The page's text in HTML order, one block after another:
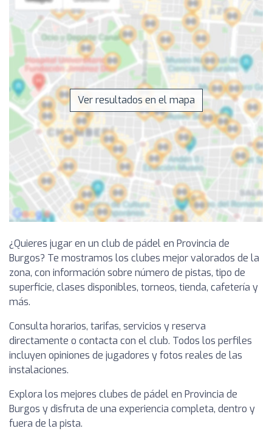
Ver resultados en el mapa
¿Quieres jugar en un club de pádel en Provincia de
Burgos? Te mostramos los clubes mejor valorados de la
zona, con información sobre número de pistas, tipo de
superficie, clases disponibles, torneos, tienda, cafetería y
más.
Consulta horarios, tarifas, servicios y reserva
directamente o contacta con el club. Todos los perfiles
incluyen opiniones de jugadores y fotos reales de las
instalaciones.
Explora los mejores clubes de pádel en Provincia de
Burgos y disfruta de una experiencia completa, dentro y
fuera de la pista.